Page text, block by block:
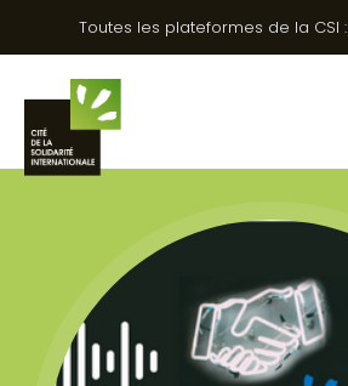
Toutes les plateformes de la CSI :